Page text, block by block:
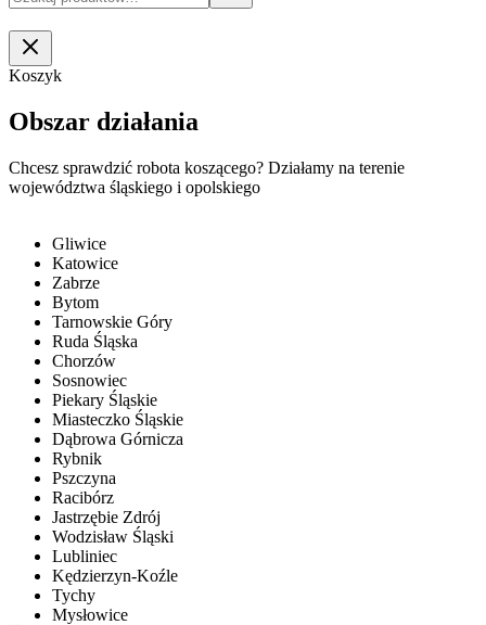
Koszyk
Obszar działania
Chcesz sprawdzić robota koszącego? Działamy na terenie
województwa śląskiego i opolskiego
Gliwice
Katowice
Zabrze
Bytom
Tarnowskie Góry
Ruda Śląska
Chorzów
Sosnowiec
Piekary Śląskie
Miasteczko Śląskie
Dąbrowa Górnicza
Rybnik
Pszczyna
Racibórz
Jastrzębie Zdrój
Wodzisław Śląski
Lubliniec
Kędzierzyn-Koźle
Tychy
Mysłowice